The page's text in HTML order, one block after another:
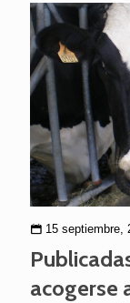
15 septiembre,
acogerse